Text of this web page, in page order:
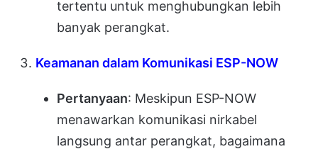
tertentu untuk menghubungkan lebih
banyak perangkat.
Keamanan dalam Komunikasi ESP-NOW
Pertanyaan: Meskipun ESP-NOW
menawarkan komunikasi nirkabel
langsung antar perangkat, bagaimana